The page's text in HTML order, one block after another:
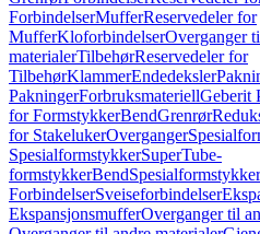
ForbindelserMufferReservedeler for
MufferKloforbindelserOverganger
materialerTilbehørReservedeler for
TilbehørKlammerEndedeksler
PakningerForbruksmateriellGeberit
for FormstykkerBendGrenrør
for StakelukerOverganger
SpesialformstykkerSuperTube-
formstykkerBendSpesialformstykker
ForbindelserSveiseforbindelser
EkspansjonsmufferOverganger til